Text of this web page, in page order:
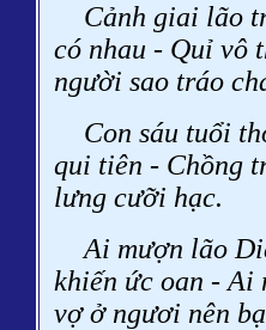
Cảnh giai lão
có nhau - Quỉ vô
người sao tráo
Con sáu tuổi
qui tiên - Chồng
lưng cưỡi hạc.
Ai mượn lão
khiến ức oan - Ai
vợ ở ngươi nên